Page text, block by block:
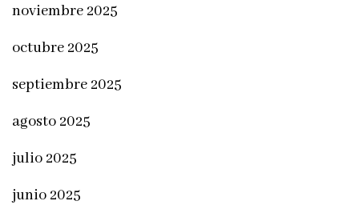
noviembre 2025
octubre 2025
septiembre 2025
agosto 2025
julio 2025
junio 2025